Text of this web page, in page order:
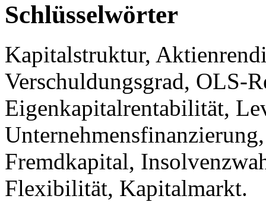
Schlüsselwörter
Kapitalstruktur,
Verschuldungsgrad, OLS-
Eigenkapitalrentabilität,
Fremdkapital,
Flexibilität, Kapitalmarkt.